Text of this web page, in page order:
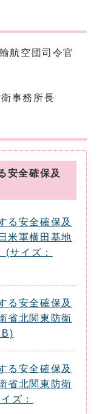
航空団司令官
事務所長
安全確保及
る安全確保及
米軍横田基地
サイズ：
る安全確保及
省北関東防衛
る安全確保及
省北関東防衛
ズ：